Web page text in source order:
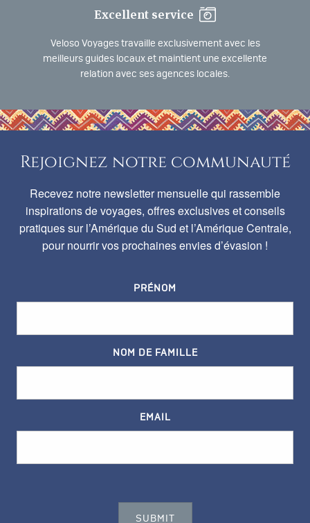
Excellent service
Veloso Voyages travaille exclusivement avec les
meilleurs guides locaux et maintient une excellente
relation avec ses agences locales.
Rejoignez notre communauté
Recevez notre newsletter mensuelle qui rassemble
inspirations de voyages, offres exclusives et conseils
pratiques sur l’Amérique du Sud et l’Amérique Centrale,
pour nourrir vos prochaines envies d’évasion !
PRÉNOM
NOM DE FAMILLE
EMAIL